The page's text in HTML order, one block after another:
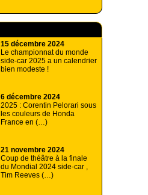
15 décembre 2024
Le championnat du monde
side-car 2025 a un calendrier
bien modeste !
6 décembre 2024
2025 : Corentin Pelorari sous
les couleurs de Honda
France en (…)
21 novembre 2024
Coup de théâtre à la finale
du Mondial 2024 side-car ,
Tim Reeves (…)